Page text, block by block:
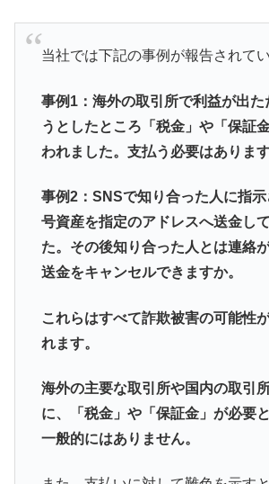
当社では下記の事例が報告されてい
事例1：海外の取引所で利益が出た
うとしたところ「税金」や「保証
われました。支払う必要はありま
事例2：SNSで知り合った人に指
号資産を指定のアドレスへ送金し
た。その後知り合った人とは連絡
送金をキャンセルできますか。
これらはすべて詐欺被害の可能性
れます。
海外の主要な取引所や国内の取引
に、「税金」や「保証金」が必要
一般的にはありません。